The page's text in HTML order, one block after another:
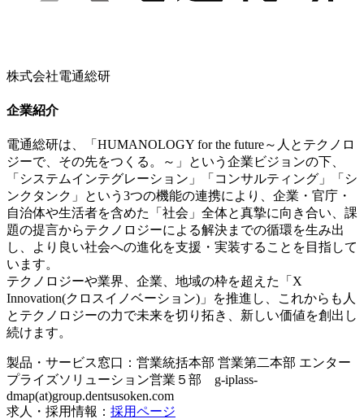
株式会社電通総研
企業紹介
電通総研は、「HUMANOLOGY for the future～人とテクノロ
ジーで、その先をつくる。～」という企業ビジョンの下、
「システムインテグレーション」「コンサルティング」「シ
ンクタンク」という3つの機能の連携により、企業・官庁・
自治体や生活者を含めた「社会」全体と真摯に向き合い、課
題の提言からテクノロジーによる解決までの循環を生み出
し、より良い社会への進化を支援・実装することを目指して
います。
テクノロジーや業界、企業、地域の枠を超えた「X
Innovation(クロスイノベーション)」を推進し、これからも人
とテクノロジーの力で未来を切り拓き、新しい価値を創出し
続けます。
製品・サービス窓口：営業統括本部 営業第二本部 エンター
プライズソリューション営業５部 g-iplass-
dmap(at)group.dentsusoken.com
求人・採用情報： 採用ページ